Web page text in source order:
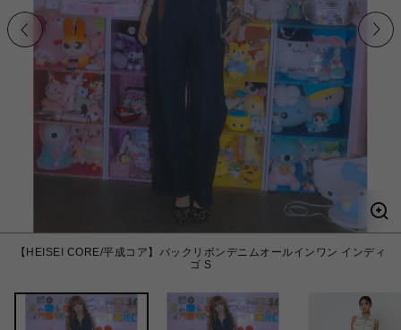
【HEISEI CORE/平成コア】バックリボンデニムオールインワン インディ
ゴ S